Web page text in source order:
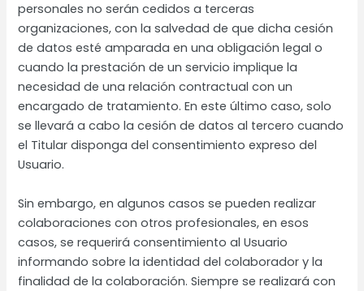
personales no serán cedidos a terceras
organizaciones, con la salvedad de que dicha cesión
de datos esté amparada en una obligación legal o
cuando la prestación de un servicio implique la
necesidad de una relación contractual con un
encargado de tratamiento. En este último caso, solo
se llevará a cabo la cesión de datos al tercero cuando
el Titular disponga del consentimiento expreso del
Usuario.
Sin embargo, en algunos casos se pueden realizar
colaboraciones con otros profesionales, en esos
casos, se requerirá consentimiento al Usuario
informando sobre la identidad del colaborador y la
finalidad de la colaboración. Siempre se realizará con